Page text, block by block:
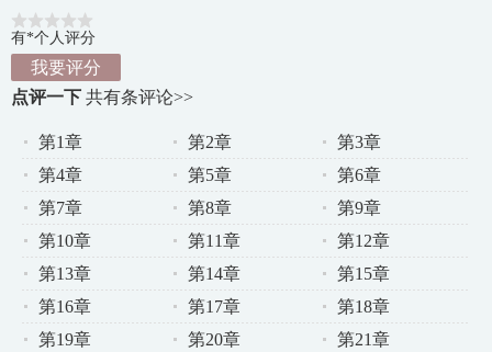
有*个人评分
我要评分
点评一下 共有条评论>>
第1章 第2章
第3章
第4章
第5章
第6章
第7章
第8章
第9章
第10章
第11章
第12章
第13章
第14章
第15章
第16章
第17章
第18章
第19章
第20章
第21章